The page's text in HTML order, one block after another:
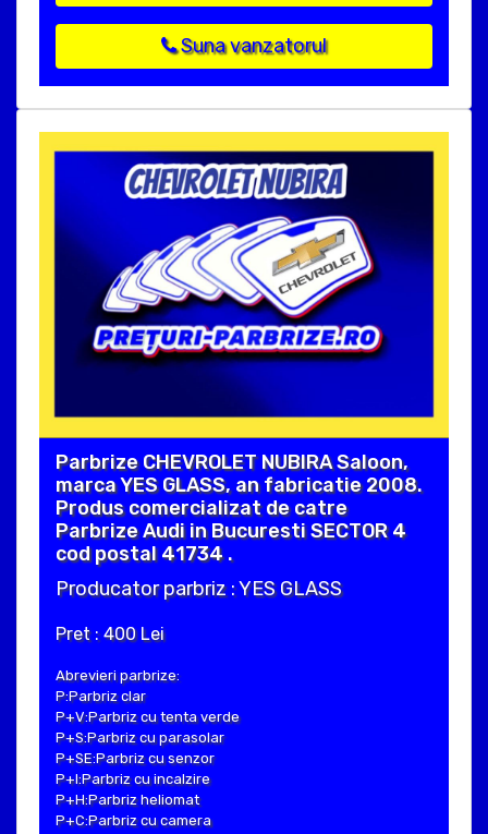
Suna vanzatorul
Parbrize CHEVROLET NUBIRA Saloon,
marca YES GLASS, an fabricatie 2008.
Produs comercializat de catre
Parbrize Audi in Bucuresti SECTOR 4
cod postal 41734 .
Producator parbriz : YES GLASS
Pret : 400 Lei
Abrevieri parbrize:
P:Parbriz clar
P+V:Parbriz cu tenta verde
P+S:Parbriz cu parasolar
P+SE:Parbriz cu senzor
P+I:Parbriz cu incalzire
P+H:Parbriz heliomat
P+C:Parbriz cu camera